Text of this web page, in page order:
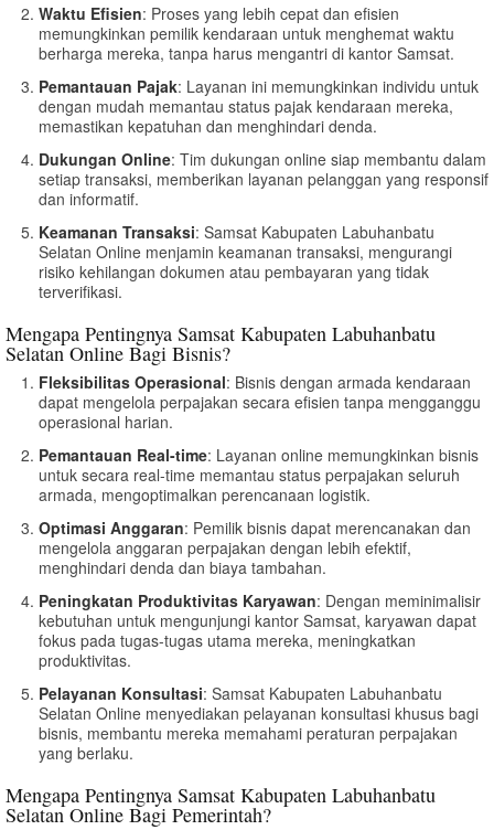
Waktu Efisien: Proses yang lebih cepat dan efisien
memungkinkan pemilik kendaraan untuk menghemat waktu
berharga mereka, tanpa harus mengantri di kantor Samsat.
Pemantauan Pajak: Layanan ini memungkinkan individu untuk
dengan mudah memantau status pajak kendaraan mereka,
memastikan kepatuhan dan menghindari denda.
Dukungan Online: Tim dukungan online siap membantu dalam
setiap transaksi, memberikan layanan pelanggan yang responsif
dan informatif.
Keamanan Transaksi: Samsat Kabupaten Labuhanbatu
Selatan Online menjamin keamanan transaksi, mengurangi
risiko kehilangan dokumen atau pembayaran yang tidak
terverifikasi.
Mengapa Pentingnya Samsat Kabupaten Labuhanbatu
Selatan Online Bagi Bisnis?
Fleksibilitas Operasional: Bisnis dengan armada kendaraan
dapat mengelola perpajakan secara efisien tanpa mengganggu
operasional harian.
Pemantauan Real-time: Layanan online memungkinkan bisnis
untuk secara real-time memantau status perpajakan seluruh
armada, mengoptimalkan perencanaan logistik.
Optimasi Anggaran: Pemilik bisnis dapat merencanakan dan
mengelola anggaran perpajakan dengan lebih efektif,
menghindari denda dan biaya tambahan.
Peningkatan Produktivitas Karyawan: Dengan meminimalisir
kebutuhan untuk mengunjungi kantor Samsat, karyawan dapat
fokus pada tugas-tugas utama mereka, meningkatkan
produktivitas.
Pelayanan Konsultasi: Samsat Kabupaten Labuhanbatu
Selatan Online menyediakan pelayanan konsultasi khusus bagi
bisnis, membantu mereka memahami peraturan perpajakan
yang berlaku.
Mengapa Pentingnya Samsat Kabupaten Labuhanbatu
Selatan Online Bagi Pemerintah?